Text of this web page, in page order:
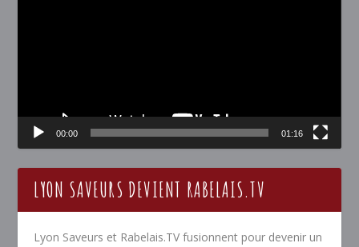
00:00 01:16
LYON SAVEURS DEVIENT RABELAIS.TV
Lyon Saveurs et Rabelais.TV fusionnent pour devenir un